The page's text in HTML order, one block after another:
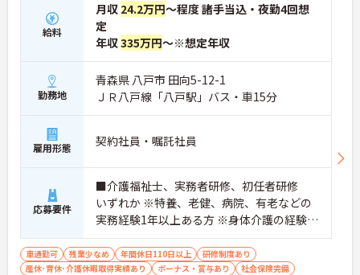
給料
月収 24.2万円～程度 諸手当込・夜勤4回想
定
年収335万円～※想定年収
勤務地
青森県 八戸市 田向5-12-1
ＪＲ八戸線「八戸駅」バス・車15分
雇用形態 契約社員・嘱託社員
応募要件
■介護福祉士、実務者研修、初任者研修
いずれか ※特養、老健、病院、有老などの
実務経験1年以上ある方 ※身体介護の経験年
以上ある方、機械浴の使用の経験のある方
歓迎
車通勤可 残業少なめ 年間休日110日以上
研修制度あり
産休･育休･介護休暇取得実績あり
ボーナス・賞与あり
社会保険完備